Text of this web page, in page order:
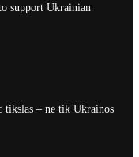
support Ukrainian
tikslas – ne tik Ukrainos